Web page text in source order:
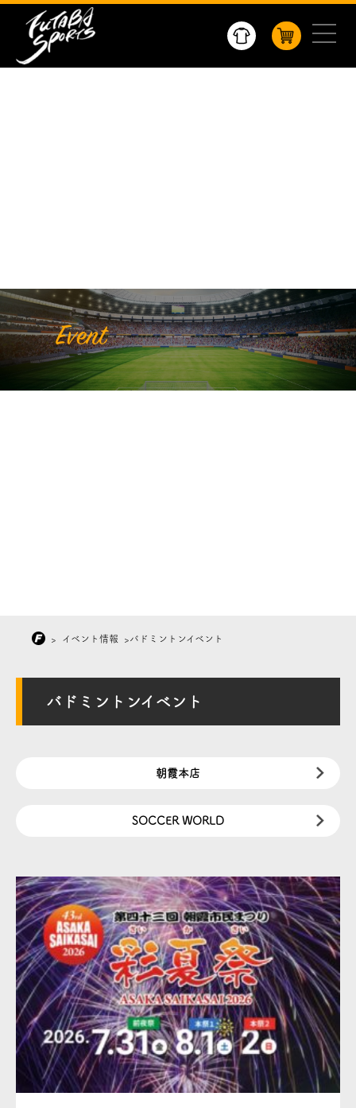
> イベント情報 >バドミントンイベント
バドミントンイベント
朝霞本店
SOCCER WORLD